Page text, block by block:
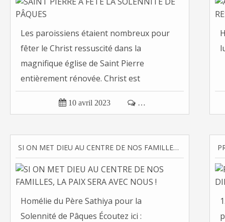
Les paroissiens étaient nombreux pour
fêter le Christ ressuscité dans la
magnifique église de Saint Pierre
entièrement rénovée. Christ est
ressuscité...
 10 avril 2023  …
SI ON MET DIEU AU CENTRE DE NOS FAMILLES, LA PAIX SERA AVEC NOUS !
Homélie du Père Sathiya pour la
Solennité de Pâques Écoutez ici :